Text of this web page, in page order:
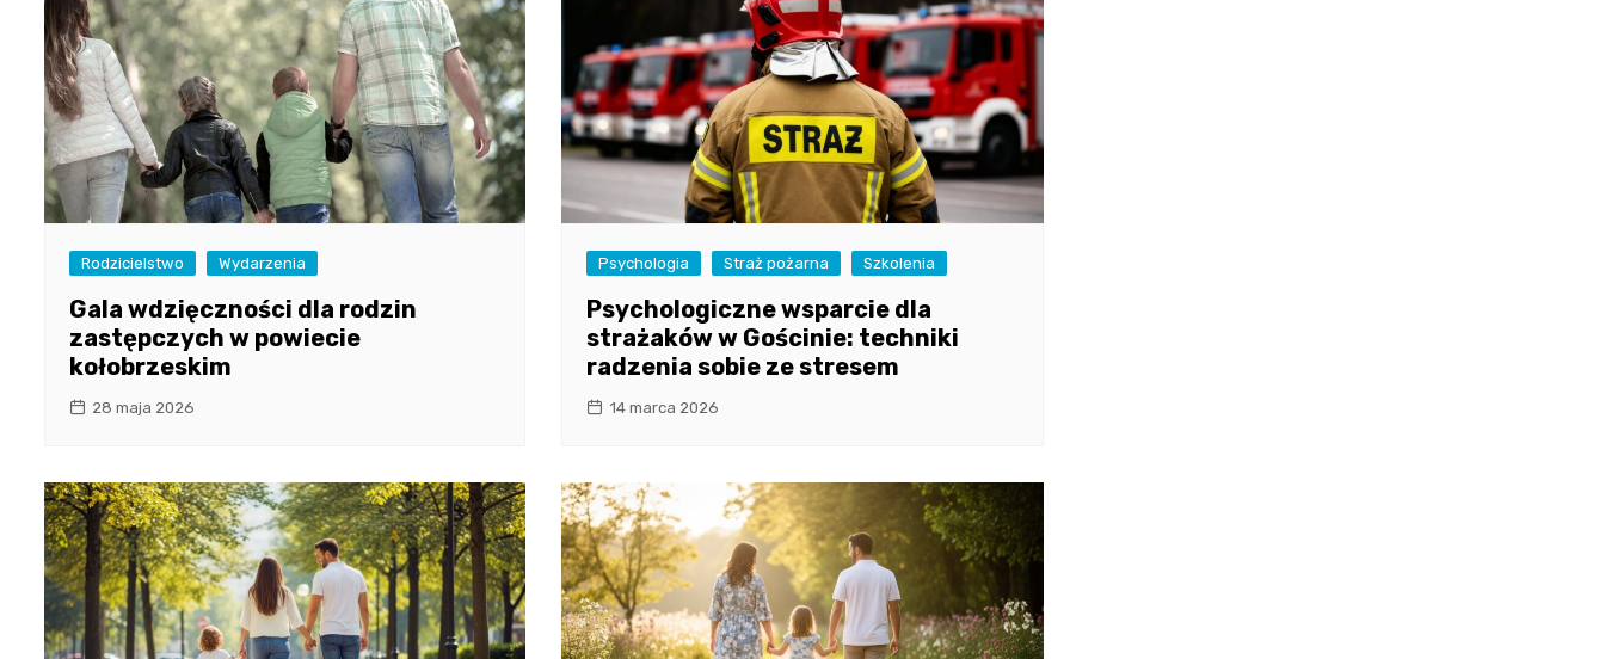
Rodzicielstwo Wydarzenia
Gala wdzięczności dla rodzin
zastępczych w powiecie
kołobrzeskim
28 maja 2026
Psychologia Straż pożarna Szkolenia
Psychologiczne wsparcie dla
strażaków w Gościnie: techniki
radzenia sobie ze stresem
14 marca 2026